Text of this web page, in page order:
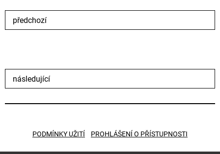
předchozí
následující
PODMÍNKY UŽITÍ PROHLÁŠENÍ O PŘÍSTUPNOSTI